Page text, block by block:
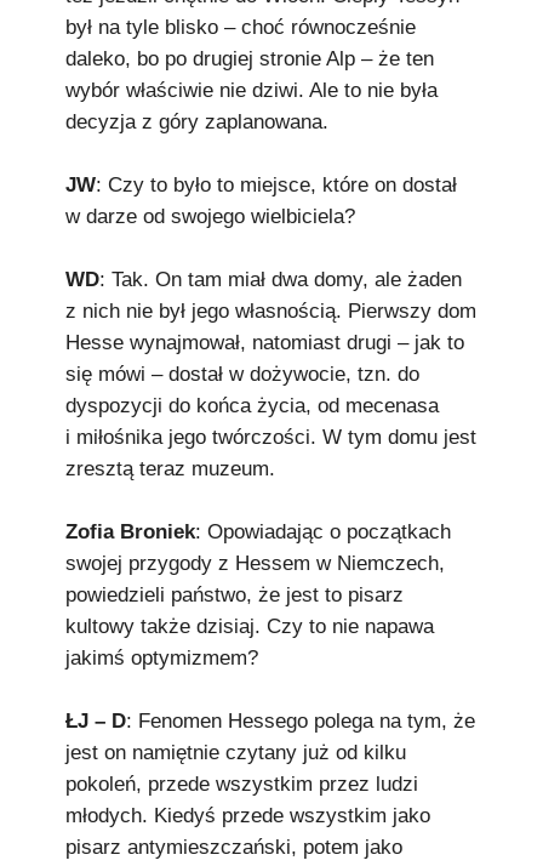
był na tyle blisko – choć równocześnie
daleko, bo po drugiej stronie Alp – że ten
wybór właściwie nie dziwi. Ale to nie była
decyzja z góry zaplanowana.
JW: Czy to było to miejsce, które on dostał
w darze od swojego wielbiciela?
WD: Tak. On tam miał dwa domy, ale żaden
z nich nie był jego własnością. Pierwszy dom
Hesse wynajmował, natomiast drugi – jak to
się mówi – dostał w dożywocie, tzn. do
dyspozycji do końca życia, od mecenasa
i miłośnika jego twórczości. W tym domu jest
zresztą teraz muzeum.
Zofia Broniek: Opowiadając o początkach
swojej przygody z Hessem w Niemczech,
powiedzieli państwo, że jest to pisarz
kultowy także dzisiaj. Czy to nie napawa
jakimś optymizmem?
ŁJ – D: Fenomen Hessego polega na tym, że
jest on namiętnie czytany już od kilku
pokoleń, przede wszystkim przez ludzi
młodych. Kiedyś przede wszystkim jako
pisarz antymieszczański, potem jako